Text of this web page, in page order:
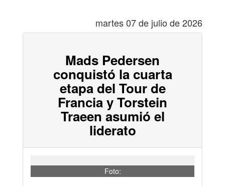
martes 07 de julio de 2026
Mads Pedersen
conquistó la cuarta
etapa del Tour de
Francia y Torstein
Traeen asumió el
liderato
Foto: